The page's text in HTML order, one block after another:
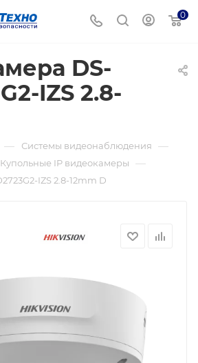
0
DS-
IZS 2.8-
— Системы видеонаблюдения —
Купольные IP видеокамеры —
IZS 2.8-12mm D